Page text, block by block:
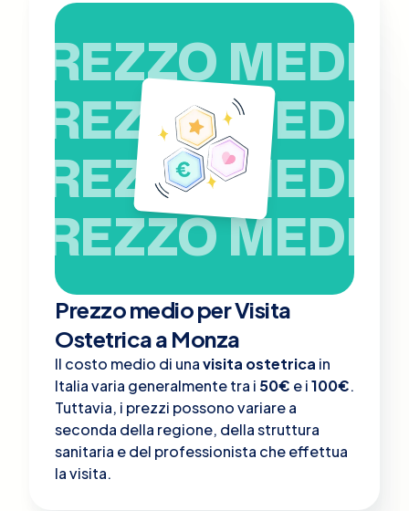
PREZZO MEDIO
PREZZO MEDIO
PREZZO MEDIO
PREZZO MEDIO
Prezzo medio per Visita
Ostetrica a Monza
Il costo medio di unavisita ostetrica in
Italia varia generalmente tra i 50€ e i100€.
Tuttavia, i prezzi possono variare a
seconda della regione, della struttura
sanitaria e del professionista che effettua
la visita.